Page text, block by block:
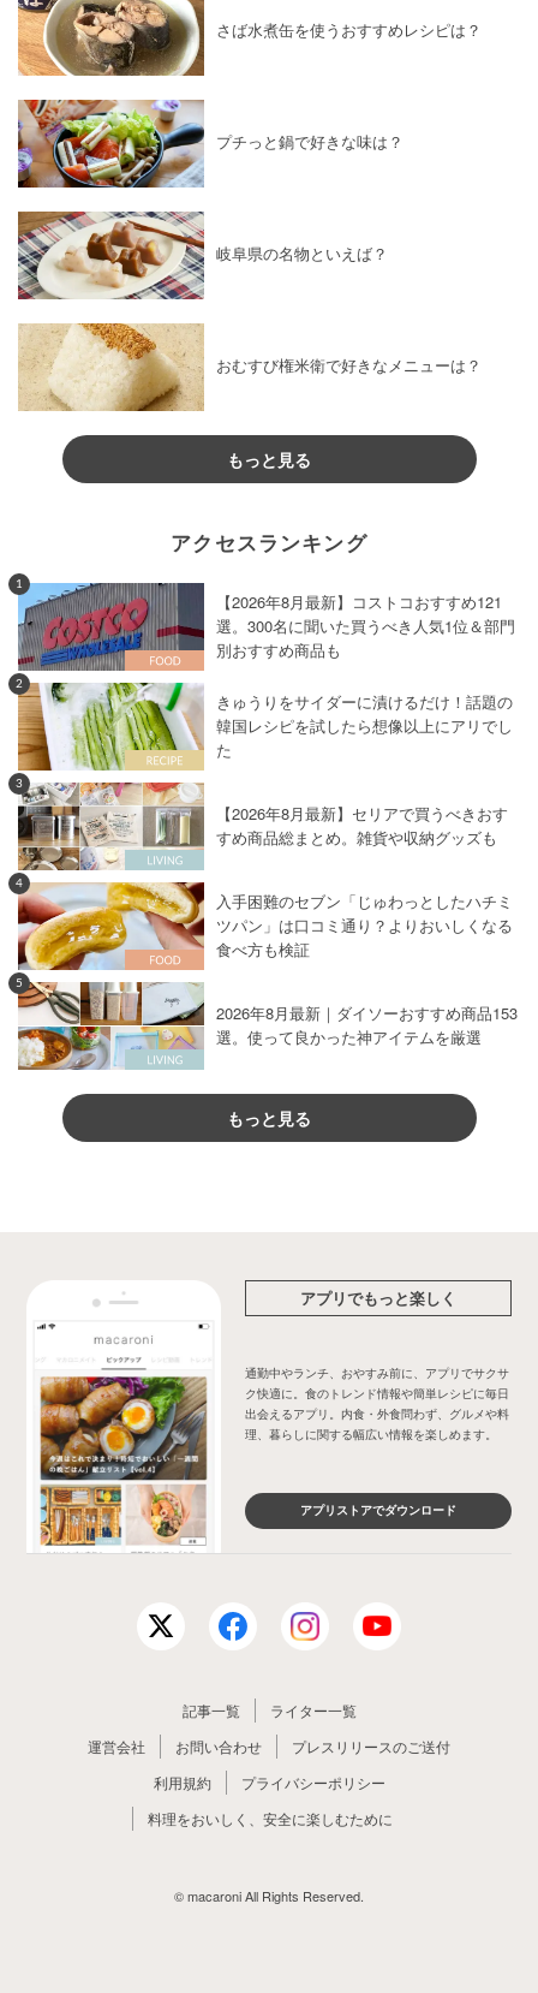
さば水煮缶を使うおすすめレシピは？
プチっと鍋で好きな味は？
岐阜県の名物といえば？
おむすび権米衛で好きなメニューは？
もっと見る
アクセスランキング
1
【2026年8月最新】コストコおすすめ121
選。300名に聞いた買うべき人気1位＆部門
別おすすめ商品も
2
きゅうりをサイダーに漬けるだけ！話題の
韓国レシピを試したら想像以上にアリでし
た
3
【2026年8月最新】セリアで買うべきおす
すめ商品総まとめ。雑貨や収納グッズも
4
入手困難のセブン「じゅわっとしたハチミ
ツパン」は口コミ通り？よりおいしくなる
食べ方も検証
5
2026年8月最新｜ダイソーおすすめ商品153
選。使って良かった神アイテムを厳選
もっと見る
アプリでもっと楽しく
通勤中やランチ、おやすみ前に、アプリでサクサ
ク快適に。食のトレンド情報や簡単レシピに毎日
出会えるアプリ。内食・外食問わず、グルメや料
理、暮らしに関する幅広い情報を楽しめます。
アプリストアでダウンロード
記事一覧
ライター一覧
運営会社
お問い合わせ
プレスリリースのご送付
利用規約
プライバシーポリシー
料理をおいしく、安全に楽しむために
© macaroni All Rights Reserved.